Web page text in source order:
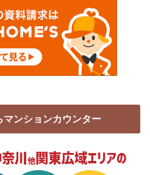
マンションカウンター